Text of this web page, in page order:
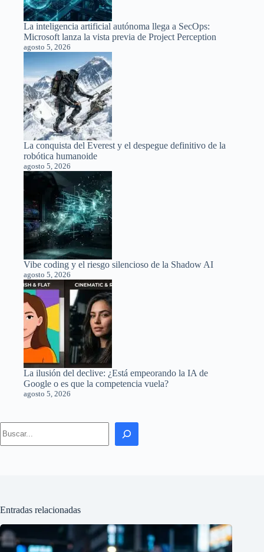
La inteligencia artificial autónoma llega a SecOps:
Microsoft lanza la vista previa de Project Perception
agosto 5, 2026
La conquista del Everest y el despegue definitivo de la
robótica humanoide
agosto 5, 2026
Vibe coding y el riesgo silencioso de la Shadow AI
agosto 5, 2026
La ilusión del declive: ¿Está empeorando la IA de
Google o es que la competencia vuela?
agosto 5, 2026
Entradas relacionadas